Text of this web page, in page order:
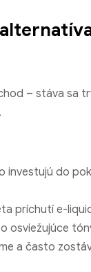
– stáva sa
investujú do
príchutí e-
osviežujúce
a často